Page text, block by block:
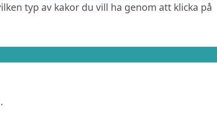
typ av kakor du vill ha genom att klicka på